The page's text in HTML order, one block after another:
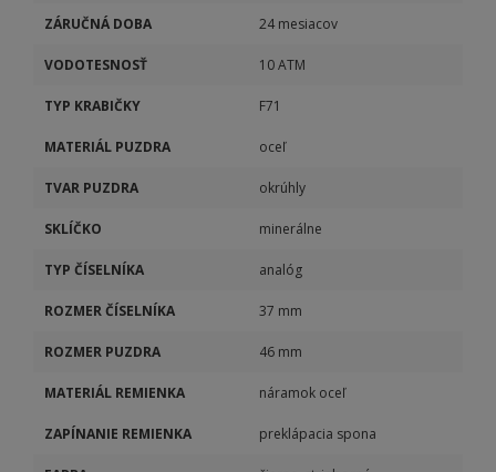
ZÁRUČNÁ DOBA 24 mesiacov
VODOTESNOSŤ 10 ATM
TYP KRABIČKY F71
MATERIÁL PUZDRA oceľ
TVAR PUZDRA okrúhly
SKLÍČKO minerálne
TYP ČÍSELNÍKA analóg
ROZMER ČÍSELNÍKA 37 mm
ROZMER PUZDRA 46 mm
MATERIÁL REMIENKA náramok oceľ
ZAPÍNANIE REMIENKA preklápacia spona